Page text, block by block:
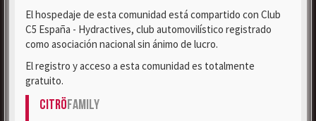
El hospedaje de esta comunidad está compartido con Club
C5 España - Hydractives, club automovilístico registrado
como asociación nacional sin ánimo de lucro.
El registro y acceso a esta comunidad es totalmente
gratuito.
CitröFamily